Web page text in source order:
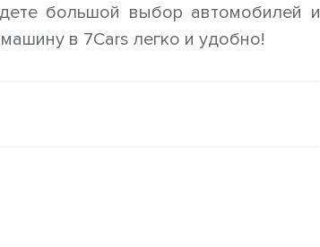
большой выбор автомобилей и
в 7Cars легко и удобно!